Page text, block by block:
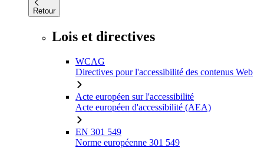
Retour
Lois et directives
WCAG
Directives pour l'accessibilité des contenus Web
Acte européen sur l'accessibilité
Acte européen d'accessibilité (AEA)
EN 301 549
Norme européenne 301 549